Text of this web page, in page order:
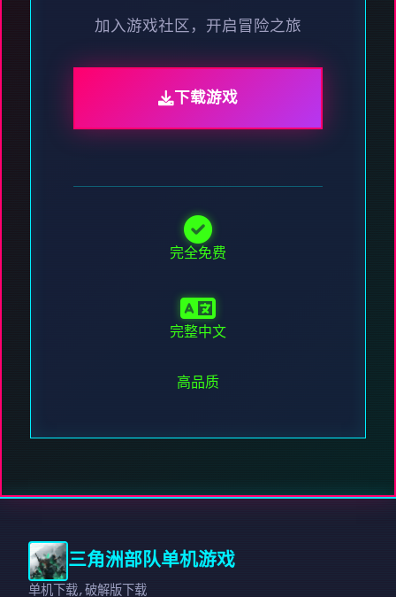
加入游戏社区，开启冒险之旅
下载游戏
完全免费
完整中文
高品质
三角洲部队单机游戏
单机下载,破解版下载